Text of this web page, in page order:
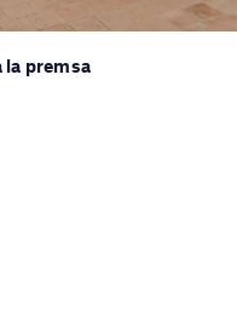
la premsa